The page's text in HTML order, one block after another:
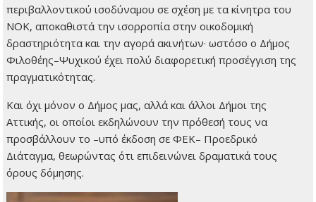
περιβαλλοντικού ισοδύναμου σε σχέση με τα κίνητρα του
ΝΟΚ, αποκαθιστά την ισορροπία στην οικοδομική
δραστηριότητα και την αγορά ακινήτων· ωστόσο ο Δήμος
Φιλοθέης–Ψυχικού έχει πολύ διαφορετική προσέγγιση της
πραγματικότητας.
Και όχι μόνον ο Δήμος μας, αλλά και άλλοι Δήμοι της
Αττικής, οι οποίοι εκδηλώνουν την πρόθεσή τους να
προσβάλλουν το –υπό έκδοση σε ΦΕΚ– Προεδρικό
Διάταγμα, θεωρώντας ότι επιδεινώνει δραματικά τους
όρους δόμησης.